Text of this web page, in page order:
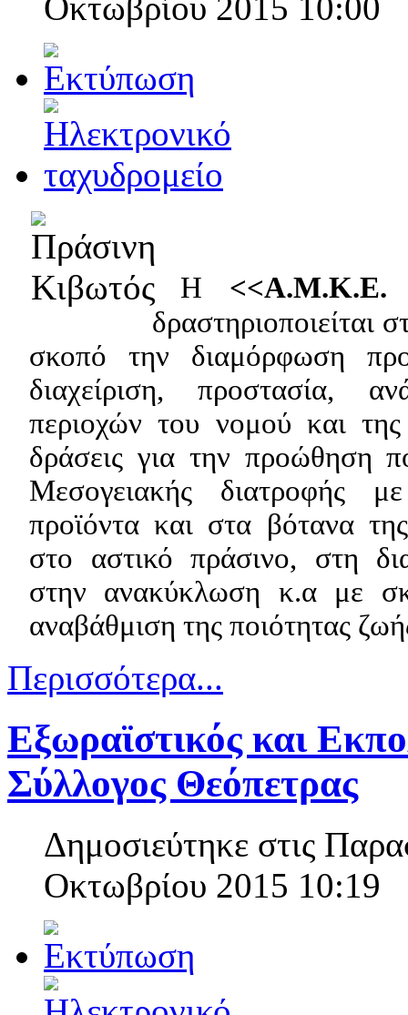
Οκτωβρίου 2015 10:00
Η <<Α.Μ.Κ.Ε.
δραστηριοποιείται
σκοπό την διαμόρφωση
διαχείριση, προστασία,
περιοχών του νομού και
δράσεις για την προώθηση
Μεσογειακής διατροφής
προϊόντα και στα βότανα
στο αστικό πράσινο, στη
στην ανακύκλωση κ.α με
αναβάθμιση της ποιότητας
Περισσότερα...
Εξωραϊστικός και
Σύλλογος Θεόπετρας
Δημοσιεύτηκε στις
Οκτωβρίου 2015 10:19